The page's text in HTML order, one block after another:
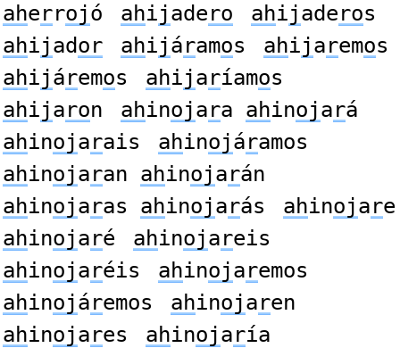
aherrojó ahijadero ahijaderos
ahijador ahijáramos ahijaremos
ahijáremos ahijaríamos
ahijaron ahinojara ahinojará
ahinojarais ahinojáramos
ahinojaran ahinojarán
ahinojaras ahinojarás ahinojare
ahinojaré ahinojareis
ahinojaréis ahinojaremos
ahinojáremos ahinojaren
ahinojares ahinojaría